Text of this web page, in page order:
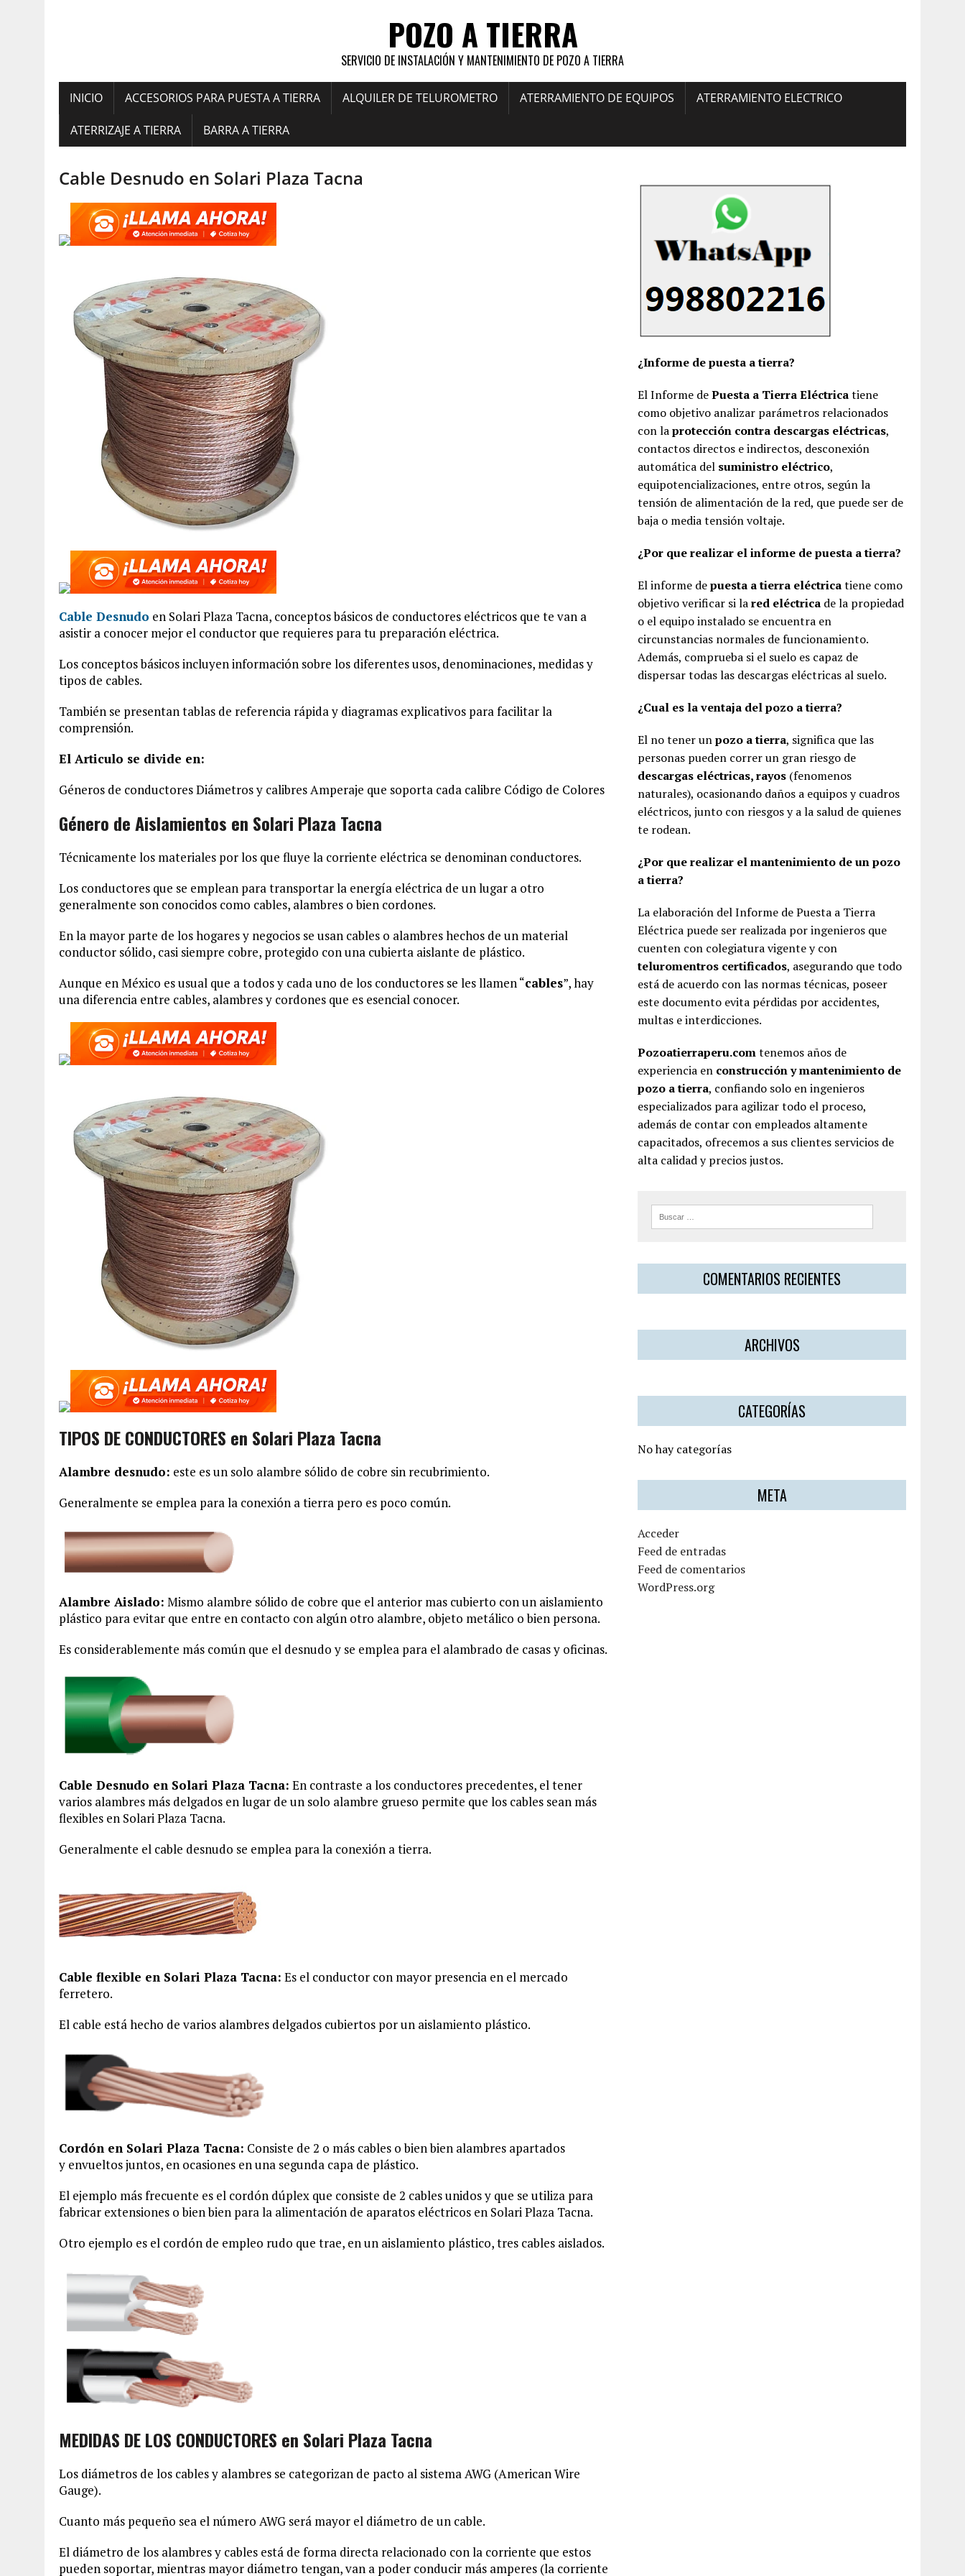
POZO A TIERRA
SERVICIO DE INSTALACIÓN Y MANTENIMIENTO DE POZO A TIERRA
INICIO ACCESORIOS PARA PUESTA A TIERRA ALQUILER DE TELUROMETRO ATERRAMIENTO DE EQUIPOS ATERRAMIENTO ELECTRICO
ATERRIZAJE A TIERRA BARRA A TIERRA
Cable Desnudo en Solari Plaza Tacna
Cable Desnudo en Solari Plaza Tacna, conceptos básicos de conductores eléctricos que te van a
asistir a conocer mejor el conductor que requieres para tu preparación eléctrica.
Los conceptos básicos incluyen información sobre los diferentes usos, denominaciones, medidas y
tipos de cables.
También se presentan tablas de referencia rápida y diagramas explicativos para facilitar la
comprensión.
El Articulo se divide en:
Géneros de conductores Diámetros y calibres Amperaje que soporta cada calibre Código de Colores
Género de Aislamientos en Solari Plaza Tacna
Técnicamente los materiales por los que fluye la corriente eléctrica se denominan conductores.
Los conductores que se emplean para transportar la energía eléctrica de un lugar a otro
generalmente son conocidos como cables, alambres o bien cordones.
En la mayor parte de los hogares y negocios se usan cables o alambres hechos de un material
conductor sólido, casi siempre cobre, protegido con una cubierta aislante de plástico.
Aunque en México es usual que a todos y cada uno de los conductores se les llamen “cables”, hay
una diferencia entre cables, alambres y cordones que es esencial conocer.
TIPOS DE CONDUCTORES en Solari Plaza Tacna
Alambre desnudo: este es un solo alambre sólido de cobre sin recubrimiento.
Generalmente se emplea para la conexión a tierra pero es poco común.
Alambre Aislado: Mismo alambre sólido de cobre que el anterior mas cubierto con un aislamiento
plástico para evitar que entre en contacto con algún otro alambre, objeto metálico o bien persona.
Es considerablemente más común que el desnudo y se emplea para el alambrado de casas y oficinas.
Cable Desnudo en Solari Plaza Tacna: En contraste a los conductores precedentes, el tener
varios alambres más delgados en lugar de un solo alambre grueso permite que los cables sean más
flexibles en Solari Plaza Tacna.
Generalmente el cable desnudo se emplea para la conexión a tierra.
Cable flexible en Solari Plaza Tacna: Es el conductor con mayor presencia en el mercado
ferretero.
El cable está hecho de varios alambres delgados cubiertos por un aislamiento plástico.
Cordón en Solari Plaza Tacna: Consiste de 2 o más cables o bien bien alambres apartados
y envueltos juntos, en ocasiones en una segunda capa de plástico.
El ejemplo más frecuente es el cordón dúplex que consiste de 2 cables unidos y que se utiliza para
fabricar extensiones o bien bien para la alimentación de aparatos eléctricos en Solari Plaza Tacna.
Otro ejemplo es el cordón de empleo rudo que trae, en un aislamiento plástico, tres cables aislados.
MEDIDAS DE LOS CONDUCTORES en Solari Plaza Tacna
Los diámetros de los cables y alambres se categorizan de pacto al sistema AWG (American Wire
Gauge).
Cuanto más pequeño sea el número AWG será mayor el diámetro de un cable.
El diámetro de los alambres y cables está de forma directa relacionado con la corriente que estos
pueden soportar, mientras mayor diámetro tengan, van a poder conducir más amperes (la corriente
¿Informe de puesta a tierra?
El Informe dePuesta a Tierra Eléctricatiene
como objetivo analizar parámetros relacionados
con laprotección contra descargas eléctricas,
contactos directos e indirectos, desconexión
automática del suministro eléctrico,
equipotencializaciones, entre otros, según la
tensión de alimentación de la red, que puede ser de
baja o media tensión voltaje.
¿Por que realizar el informe de puesta a tierra?
El informe depuesta a tierra eléctricatiene como
objetivo verificar si lared eléctrica de la propiedad
o el equipo instalado se encuentra en
circunstancias normales de funcionamiento.
Además, comprueba si el suelo es capaz de
dispersar todas las descargas eléctricas al suelo.
¿Cual es la ventaja del pozo a tierra?
El no tener unpozo a tierra, significa que las
personas pueden correr un gran riesgo de
descargas eléctricas, rayos (fenomenos
naturales), ocasionando daños a equipos y cuadros
eléctricos, junto con riesgos y a la salud de quienes
te rodean.
¿Por que realizar el mantenimiento de un pozo
a tierra?
La elaboración del Informe de Puesta a Tierra
Eléctrica puede ser realizada por ingenieros que
cuenten con colegiatura vigente y con
teluromentros certificados, asegurando que todo
está de acuerdo con las normas técnicas, poseer
este documento evita pérdidas por accidentes,
multas e interdicciones.
Pozoatierraperu.comtenemos años de
experiencia en construcción y mantenimiento de
pozo a tierra, confiando solo en ingenieros
especializados para agilizar todo el proceso,
además de contar con empleados altamente
capacitados, ofrecemos a sus clientes servicios de
alta calidad y precios justos.
COMENTARIOS RECIENTES
ARCHIVOS
CATEGORÍAS
No hay categorías
META
Acceder
Feed de entradas
Feed de comentarios
WordPress.org